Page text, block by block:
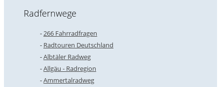
Radfernwege
266 Fahrradfragen
Radtouren Deutschland
Albtäler Radweg
Allgäu - Radregion
Ammertalradweg